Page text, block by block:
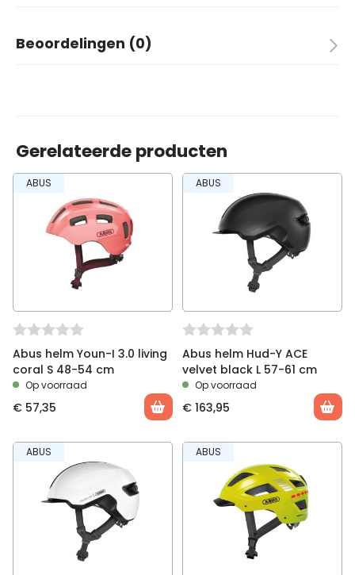
Kleur
Beoordelingen (0)
black S 48-54 cm” te beoordelen
Je moetingelogd zijn
om een beoordeling te
plaatsen.
Gerelateerde producten
ABUS
Abus helm Youn-I 3.0 living
coral S 48-54 cm
Op voorraad
€ 57,35
ABUS
Abus helm Hud-Y ACE
velvet black L 57-61 cm
Op voorraad
€ 163,95
ABUS ABUS